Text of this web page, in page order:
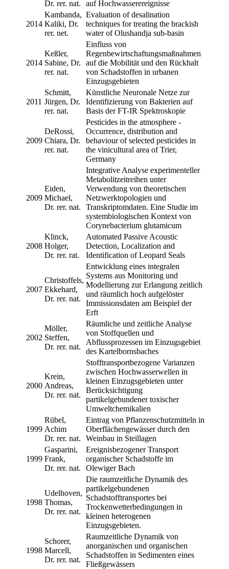
Dr. rer. nat.
auf Hochwasserereignisse
2014
Kambanda,
Kaliki, Dr.
rer. net.
Evaluation of desalination
techniques for treating the brackish
water of Olushandja sub-basin
2014
Keßler,
Sabine, Dr.
rer. nat.
Einfluss von
Regenbewirtschaftungsmaßnahmen
auf die Mobilität und den Rückhalt
von Schadstoffen in urbanen
Einzugsgebieten
2011
Schmitt,
Jürgen, Dr.
rer. nat.
Künstliche Neuronale Netze zur
Identifizierung von Bakterien auf
Basis der FT-IR Spektroskopie
2009
DeRossi,
Chiara, Dr.
rer. nat.
Pesticides in the atmosphere -
Occurrence, distribution and
behaviour of selected pesticides in
the vinicultural area of Trier,
Germany
2009
Eiden,
Michael,
Dr. rer. nat.
Integrative Analyse experimenteller
Metabolitzeitreihen unter
Verwendung von theoretischen
Netzwerktopologien und
Transkriptomdaten. Eine Studie im
systembiologischen Kontext von
Corynebacterium glutamicum
2008
Klinck,
Holger,
Dr. rer. rat.
Automated Passive Acoustic
Detection, Localization and
Identification of Leopard Seals
2007
Christoffels,
Ekkehard,
Dr. rer. nat.
Entwicklung eines integralen
Systems aus Monitoring und
Modellierung zur Erlangung zeitlich
und räumlich hoch aufgelöster
Immissionsdaten am Beispiel der
Erft
2002
Möller,
Steffen,
Dr. rer. nat.
Räumliche und zeitliche Analyse
von Stoffquellen und
Abflussprozessen im Einzugsgebiet
des Kartelbornsbaches
2000
Krein,
Andreas,
Dr. rer. nat.
Stofftransportbezogene Varianzen
zwischen Hochwasserwellen in
kleinen Einzugsgebieten unter
Berücksichtigung
partikelgebundener toxischer
Umweltchemikalien
1999
Rübel,
Achim
Dr. rer. nat.
Eintrag von Pflanzenschutzmitteln in
Oberflächengewässer durch den
Weinbau in Steillagen
1999
Gasparini,
Frank,
Dr. rer. nat.
Ereignisbezogener Transport
organischer Schadstoffe im
Olewiger Bach
1998
Udelhoven,
Thomas,
Dr. rer. nat.
Die raumzeitliche Dynamik des
partikelgebundenen
Schadstofftransportes bei
Trockenwetterbedingungen in
kleinen heterogenen
Einzugsgebieten.
1998
Schorer,
Marcell,
Dr. rer. nat.
Raumzeitliche Dynamik von
anorganischen und organischen
Schadstoffen in Sedimenten eines
Fließgewässers